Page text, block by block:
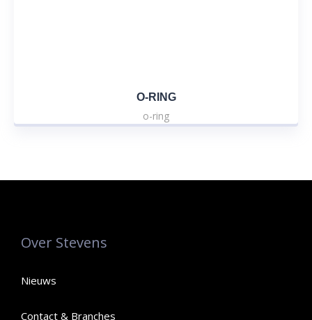
O-RING
o-ring
Over Stevens
Nieuws
Contact & Branches